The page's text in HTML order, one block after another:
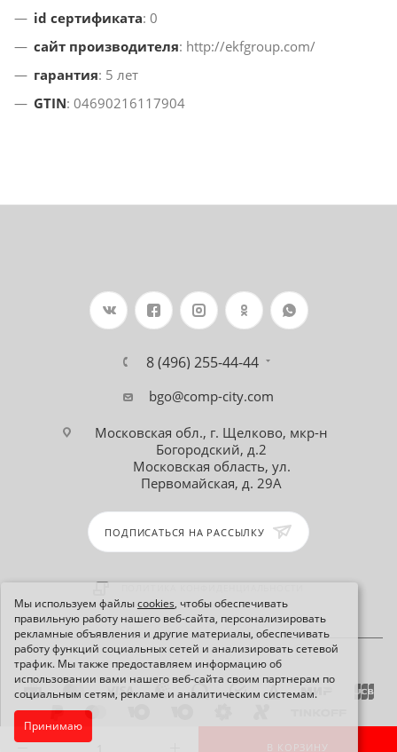
Мы используем файлыcookies, чтобы обеспечивать
правильную работу нашего веб-сайта, персонализировать
рекламные объявления и другие материалы, обеспечивать
работу функций социальных сетей и анализировать сетевой
трафик. Мы также предоставляем информацию об
использовании вами нашего веб-сайта своим партнерам по
социальным сетям, рекламе и аналитическим системам.
Принимаю
В КОРЗИНУ
id сертификата: 0
сайт производителя: http://ekfgroup.com/
гарантия: 5 лет
GTIN: 04690216117904
8 (496) 255-44-44
bgo@comp-city.com
Московская обл., г. Щелково, мкр-н
Богородский, д.2
Московская область, ул.
Первомайская, д. 29А
ПОДПИСАТЬСЯ НА РАССЫЛКУ
2026 © Интернет-магазин Comp-City.com